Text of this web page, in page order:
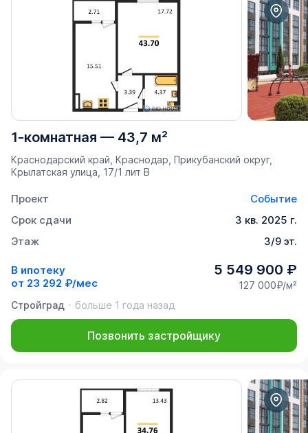
1-комнатная — 43,7 м²
Краснодарский край, Краснодар, Прикубанский округ,
Крылатская улица, 17/1 лит В
Проект
Событие
Срок сдачи
3 кв. 2025 г.
Этаж
3/9 эт.
В ипотеку
от 23 292 ₽/мес
5 549 900 ₽
127 000₽/м²
Стройград
больше 1 года назад
Позвонить застройщику